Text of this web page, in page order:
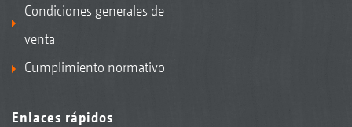
Condiciones generales de
venta
Cumplimiento normativo
Enlaces rápidos